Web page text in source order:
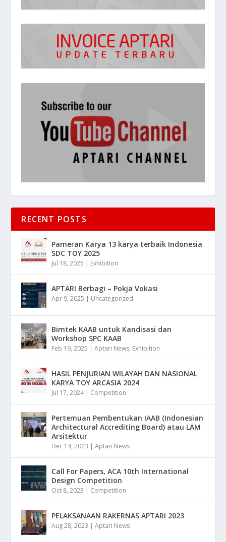
RECENT POSTS
Pameran Karya 13 karya terbaik Indonesia
SDC TOY 2025
Jul 18, 2025 | Exhibition
APTARI Berbagi – Pokja Vokasi
Apr 9, 2025 | Uncategorized
Bimtek KAAB untuk Kandisasi dan
Workshop SPC KAAB
Feb 19, 2025 |Aptari News, Exhibition
HASIL PENJURIAN WILAYAH DAN NASIONAL
KARYA TOY ARCASIA 2024
Jul 17, 2024| Competition
Pertemuan Pembentukan IAAB (Indonesian
Architectural Accrediting Board) atau LAM
Arsitektur
Dec 14, 2023 |Aptari News
Call For Papers, ACA 10th International
Design Competition
Oct 8, 2023 | Competition
PELAKSANAAN RAKERNAS APTARI 2023
Aug 28, 2023 |Aptari News